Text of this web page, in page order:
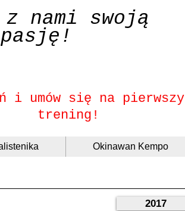
nami swoją
pasję!
i umów się na pierwszy
trening!
Okinawan Kempo
2017